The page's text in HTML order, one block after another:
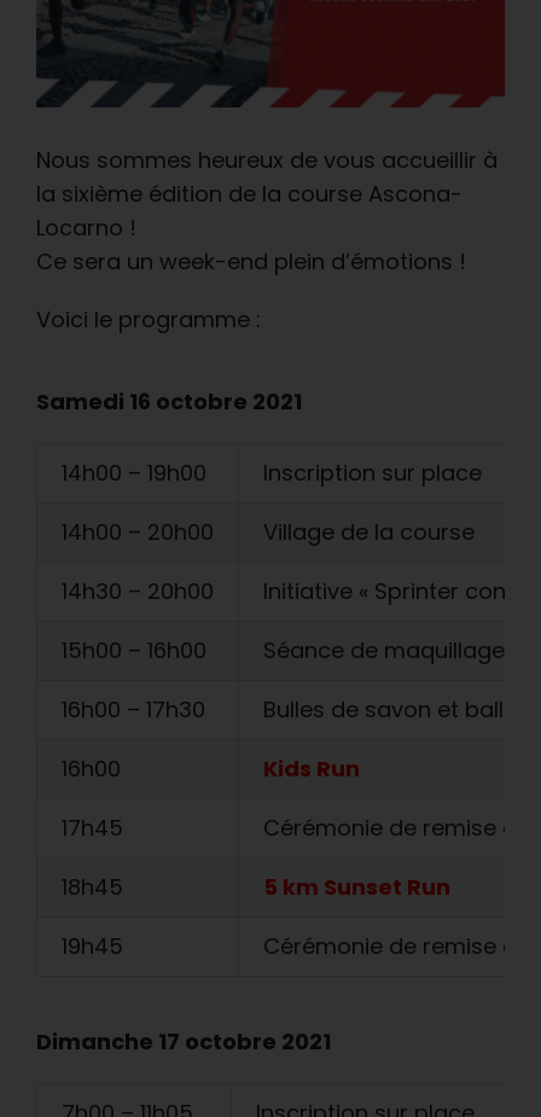
Nous sommes heureux de vous accueillir à
la sixième édition de la course Ascona-
Locarno !
Ce sera un week-end plein d’émotions !
Voici le programme :
Samedi 16 octobre 2021
14h00 – 19h00
Inscription sur place
14h00 – 20h00
Village de la course
14h30 – 20h00
Initiative « Sprinter
15h00 – 16h00
Séance de maquillage
16h00 – 17h30
Bulles de savon et
16h00
Kids Run
17h45
Cérémonie de remise
18h45
5 km Sunset Run
19h45
Cérémonie de remise
Dimanche 17 octobre 2021